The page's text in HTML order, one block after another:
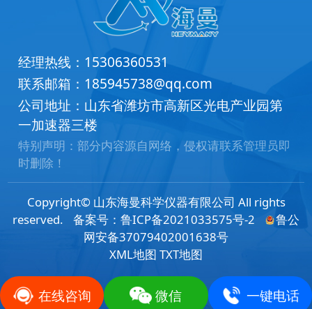
经理热线： 15306360531
联系邮箱： 185945738@qq.com
公司地址：山东省潍坊市高新区光电产业园第
一加速器三楼
特别声明：部分内容源自网络，侵权请联系管理员即
时删除！
Copyright© 山东海曼科学仪器有限公司 All rights
reserved.
备案号：鲁ICP备2021033575号-2
鲁公
网安备37079402001638号
XML地图 TXT地图
在线咨询 微信 一键电话